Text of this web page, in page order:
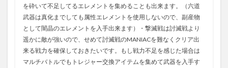
を砕いて不足してるエレメントを集めることも出来ます。（六道
武器は真化までしても属性エレメントを使用しないので、副産物
として闇晶のエレメントを入手出来ます）・撃滅戦は討滅戦より
遥かに敵が強いので、せめて討滅戦のMANIACを難なくクリア出
来る戦力を確保しておきたいです。もし戦力不足を感じた場合は
マルチバトルでもトレジャー交換アイテムを集めて武器を入手す